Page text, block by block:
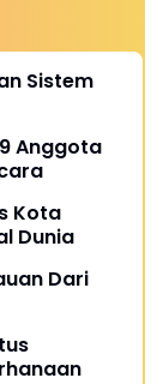
Sistem
Anggota
Kota
Dunia
Dari